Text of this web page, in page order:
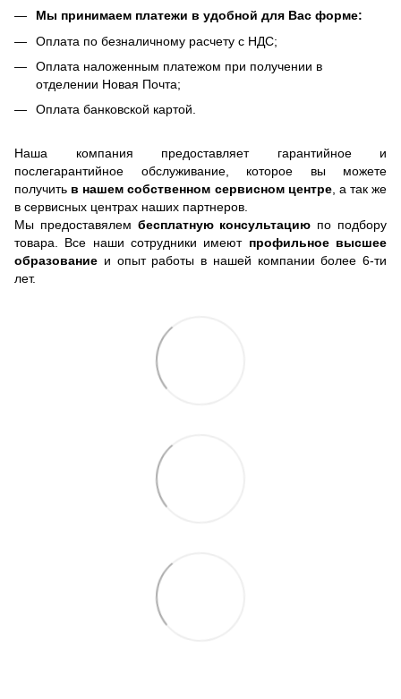
Мы принимаем платежи в удобной для Вас форме:
Оплата по безналичному расчету с НДС;
Оплата наложенным платежом при получении в
отделении Новая Почта;
Оплата банковской картой.
Наша компания предоставляет гарантийное и
послегарантийное обслуживание, которое вы можете
получить в нашем собственном сервисном центре, а так же
в сервисных центрах наших партнеров.
Мы предоставялем бесплатную консультацию по подбору
товара. Все наши сотрудники имеют профильное высшее
образование и опыт работы в нашей компании более 6-ти
лет.